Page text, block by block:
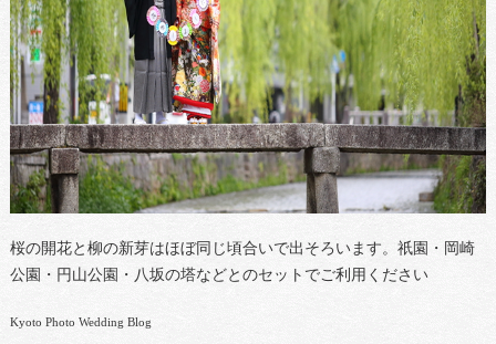
桜の開花と柳の新芽はほぼ同じ頃合いで出そろいます。祇園・岡崎
公園・円山公園・八坂の塔などとのセットでご利用ください
Kyoto Photo Wedding Blog